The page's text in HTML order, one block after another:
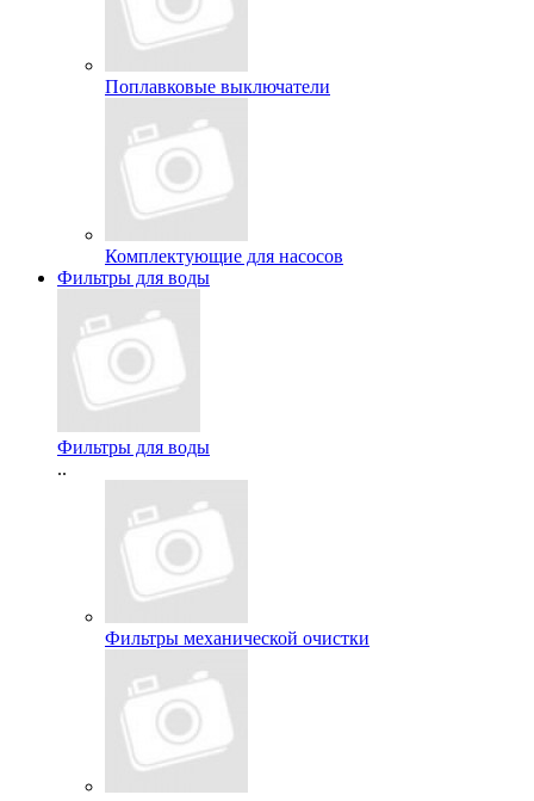
Поплавковые выключатели
Комплектующие для насосов
Фильтры для воды
Фильтры для воды
..
Фильтры механической очистки